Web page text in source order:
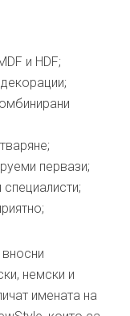
и HDF;
первази;
немски и
имената на